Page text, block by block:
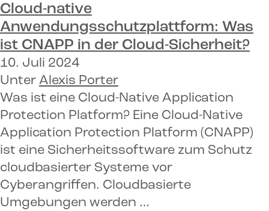
Cloud-native
Anwendungsschutzplattform: Was
ist CNAPP in der Cloud-Sicherheit?
10. Juli 2024
Unter Alexis Porter
Was ist eine Cloud-Native Application
Protection Platform? Eine Cloud-Native
Application Protection Platform (CNAPP)
ist eine Sicherheitssoftware zum Schutz
cloudbasierter Systeme vor
Cyberangriffen. Cloudbasierte
Umgebungen werden …